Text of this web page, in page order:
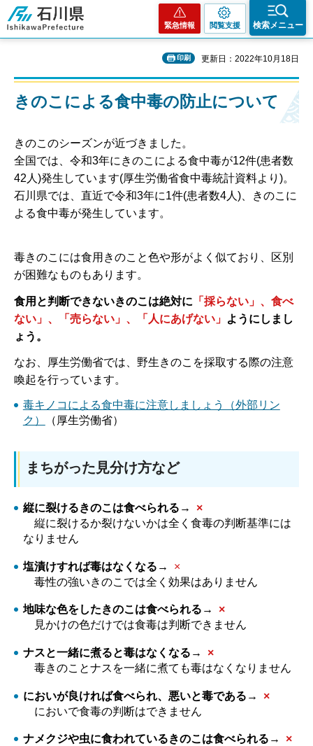
石川県
緊急情報 閲覧支援 検索メニュー
印刷 更新日：2022年10月18日
きのこによる食中毒の防止について
きのこのシーズンが近づきました。
全国では、令和3年にきのこによる食中毒が12件(患者数
42人)発生しています(厚生労働省食中毒統計資料より)。
石川県では、直近で令和3年に1件(患者数4人)、きのこに
よる食中毒が発生しています。
毒きのこには食用きのこと色や形がよく似ており、区別
が困難なものもあります。
食用と判断できないきのこは絶対に 「採らない」、食べ
ない」、「売らない」、「人にあげない」 ようにしまし
ょう。
なお、厚生労働省では、野生きのこを採取する際の注意
喚起を行っています。
毒キノコによる食中毒に注意しましょう（外部リン
ク）
（厚生労働省）
まちがった見分け方など
縦に裂けるきのこは食べられる→ ×
縦に裂けるか裂けないかは全く食毒の判断基準には
なりません
塩漬けすれば毒はなくなる→ ×
毒性の強いきのこでは全く効果はありません
地味な色をしたきのこは食べられる→ ×
見かけの色だけでは食毒は判断できません
ナスと一緒に煮ると毒はなくなる→ ×
毒きのことナスを一緒に煮ても毒はなくなりません
においが良ければ食べられ、悪いと毒である→ ×
においで食毒の判断はできません
ナメクジや虫に食われているきのこは食べられる→ ×